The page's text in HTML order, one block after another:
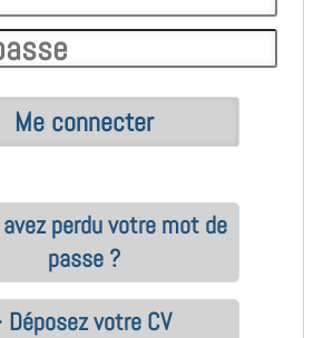
perdu votre mot de
passe ?
Déposez votre CV